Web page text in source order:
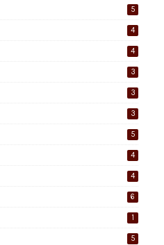
5
4
4
3
3
3
5
4
4
6
1
5